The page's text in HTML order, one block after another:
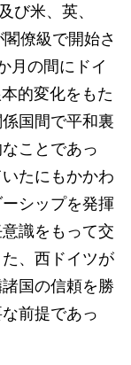
び米、英、
僚級で開始さ
月の間にドイ
的変化をもた
国間で平和裏
ことであっ
たにもかかわ
シップを発揮
識をもって交
、西ドイツが
国の信頼を勝
前提であっ